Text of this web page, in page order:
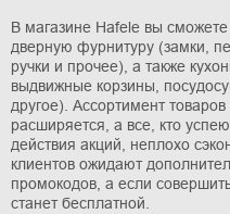
В магазине Hafele вы
дверную фурнитуру (замки,
ручки и прочее), а также
выдвижные корзины,
другое). Ассортимент
расширяется, а все, кто
действия акций, неплохо
клиентов ожидают
промокодов, а если
станет бесплатной.